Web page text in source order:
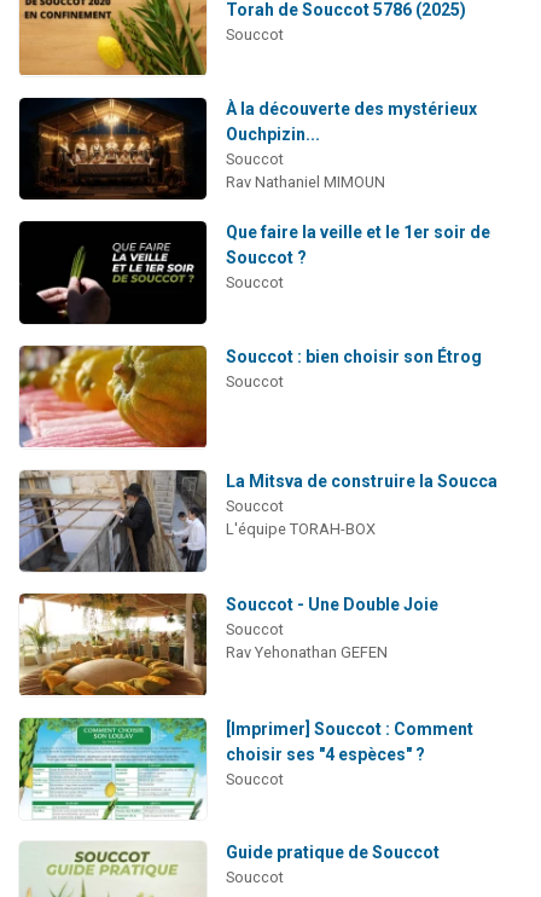
Torah de Souccot 5786 (2025)
Souccot
À la découverte des mystérieux
Ouchpizin...
Souccot
Rav Nathaniel MIMOUN
Que faire la veille et le 1er soir de
Souccot ?
Souccot
Souccot : bien choisir son Étrog
Souccot
La Mitsva de construire la Soucca
Souccot
L'équipe TORAH-BOX
Souccot - Une Double Joie
Souccot
Rav Yehonathan GEFEN
[Imprimer] Souccot : Comment
choisir ses "4 espèces" ?
Souccot
Guide pratique de Souccot
Souccot